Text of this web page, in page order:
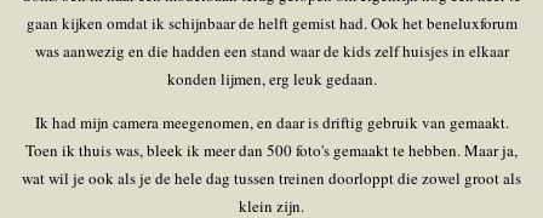
gaan kijken omdat ik schijnbaar de helft gemist had. Ook het beneluxforum
was aanwezig en die hadden een stand waar de kids zelf huisjes in elkaar
konden lijmen, erg leuk gedaan.
Ik had mijn camera meegenomen, en daar is driftig gebruik van gemaakt.
Toen ik thuis was, bleek ik meer dan 500 foto's gemaakt te hebben. Maar ja,
wat wil je ook als je de hele dag tussen treinen doorloppt die zowel groot als
klein zijn.